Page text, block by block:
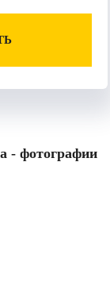
- фотографии